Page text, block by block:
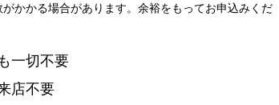
がかかる場合があります。余裕をもってお申込みくだ
一切不要
店不要